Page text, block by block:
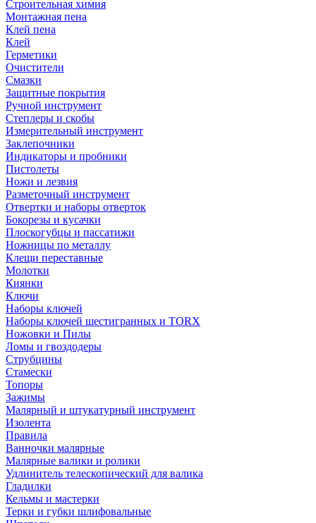
Строительная химия
Монтажная пена
Клей пена
Клей
Герметики
Очистители
Смазки
Защитные покрытия
Ручной инструмент
Степлеры и скобы
Измерительный инструмент
Заклепочники
Индикаторы и пробники
Пистолеты
Ножи и лезвия
Разметочный инструмент
Отвертки и наборы отверток
Бокорезы и кусачки
Плоскогубцы и пассатижи
Ножницы по металлу
Клещи переставные
Молотки
Киянки
Ключи
Наборы ключей
Наборы ключей шестигранных и TORX
Ножовки и Пилы
Ломы и гвоздодеры
Струбцины
Стамески
Топоры
Зажимы
Малярный и штукатурный инструмент
Изолента
Правила
Ванночки малярные
Малярные валики и ролики
Удлинитель телескопический для валика
Гладилки
Кельмы и мастерки
Терки и губки шлифовальные